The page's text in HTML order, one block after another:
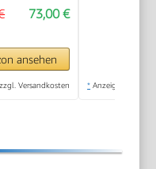
weiß
31)
73,00 €
ansehen
Versandkosten * Anzeige